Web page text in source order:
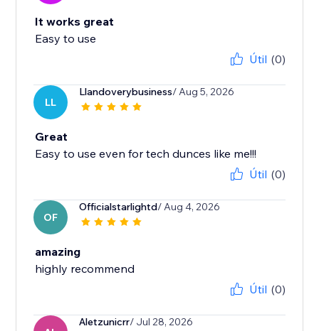
It works great
Easy to use
Útil (0)
LL
Llandoverybusiness/ Aug 5, 2026
Great
Easy to use even for tech dunces like me!!!
Útil (0)
OF
Officialstarlightd/ Aug 4, 2026
amazing
highly recommend
Útil (0)
Aletzunicrr/ Jul 28, 2026